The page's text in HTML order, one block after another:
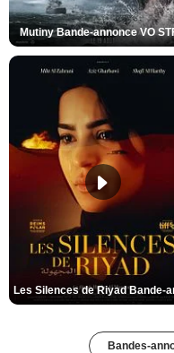
Mutiny Bande-annonce VO
Bandes-